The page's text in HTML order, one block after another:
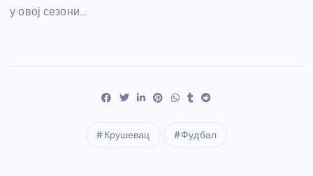
у овој сезони…
Крушевац Фудбал